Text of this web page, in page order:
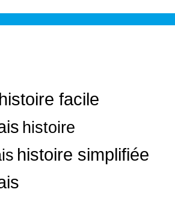
histoire facile
histoire
histoire simplifiée